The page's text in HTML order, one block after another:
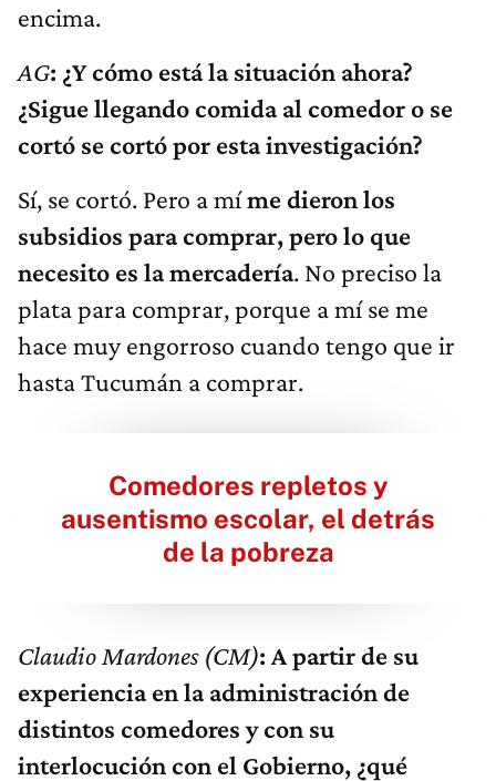
encima.
AG: ¿Y cómo está la situación ahora?
¿Sigue llegando comida al comedor o se
cortó se cortó por esta investigación?
Sí, se cortó. Pero a míme dieron los
subsidios para comprar, pero lo que
necesito es la mercadería. No preciso la
plata para comprar, porque a mí se me
hace muy engorroso cuando tengo que ir
hasta Tucumán a comprar.
Comedores repletos y
ausentismo escolar, el detrás
de la pobreza
Claudio Mardones (CM): A partir de su
experiencia en la administración de
distintos comedores y con su
interlocución con el Gobierno, ¿qué